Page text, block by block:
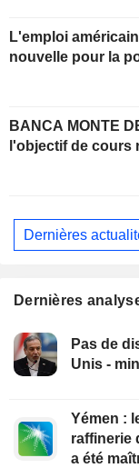
L'emploi
nouvelle pour la
BANCA MONTE
l'objectif de cours
Dernières
Dernières
Pas de
Unis -
Yémen :
raffinerie
a été